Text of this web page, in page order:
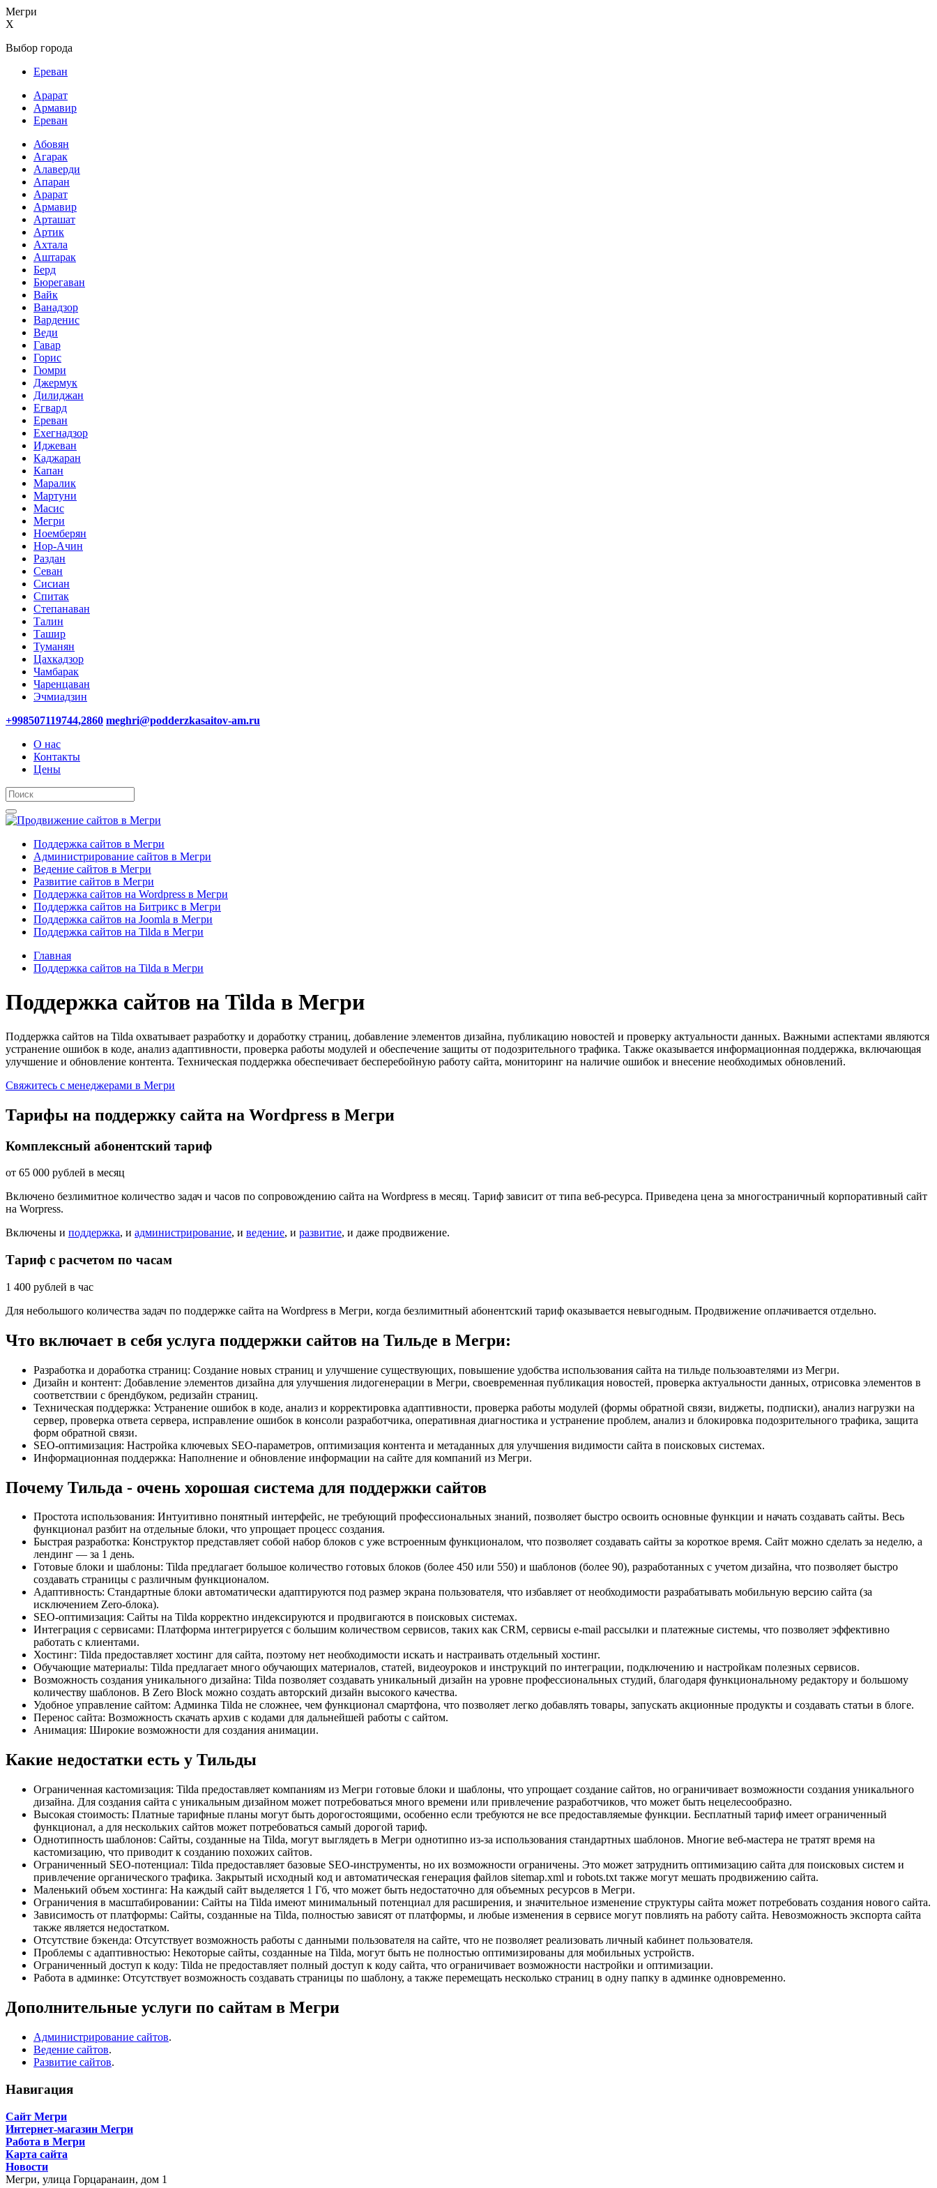
Мегри
X
Выбор города
Ереван
Арарат
Армавир
Ереван
Абовян
Агарак
Алаверди
Апаран
Арарат
Армавир
Арташат
Артик
Ахтала
Аштарак
Берд
Бюрегаван
Вайк
Ванадзор
Варденис
Веди
Гавар
Горис
Гюмри
Джермук
Дилиджан
Егвард
Ереван
Ехегнадзор
Иджеван
Каджаран
Капан
Маралик
Мартуни
Масис
Мегри
Ноемберян
Нор-Ачин
Раздан
Севан
Сисиан
Спитак
Степанаван
Талин
Ташир
Туманян
Цахкадзор
Чамбарак
Чаренцаван
Эчмиадзин
+998507119744,2860 meghri@podderzkasaitov-am.ru
О нас
Контакты
Цены
Поддержка сайтов в Мегри
Администрирование сайтов в Мегри
Ведение сайтов в Мегри
Развитие сайтов в Мегри
Поддержка сайтов на Wordpress в Мегри
Поддержка сайтов на Битрикс в Мегри
Поддержка сайтов на Joomla в Мегри
Поддержка сайтов на Tilda в Мегри
Главная
Поддержка сайтов на Tilda в Мегри
Поддержка сайтов на Tilda в Мегри
Поддержка сайтов на Tilda охватывает разработку и доработку страниц, добавление элементов дизайна, публикацию новостей и проверку актуальности данных. Важными аспектами являются
устранение ошибок в коде, анализ адаптивности, проверка работы модулей и обеспечение защиты от подозрительного трафика. Также оказывается информационная поддержка, включающая
улучшение и обновление контента. Техническая поддержка обеспечивает бесперебойную работу сайта, мониторинг на наличие ошибок и внесение необходимых обновлений.
Свяжитесь с менеджерами в Мегри
Тарифы на поддержку сайта на Wordpress в Мегри
Комплексный абонентский тариф
от 65 000 рублей в месяц
Включено безлимитное количество задач и часов по сопровождению сайта на Wordpress в месяц. Тариф зависит от типа веб-ресурса. Приведена цена за многостраничный корпоративный сайт
на Worpress.
Включены и поддержка, и администрирование, и ведение, и развитие, и даже продвижение.
Тариф с расчетом по часам
1 400 рублей в час
Для небольшого количества задач по поддержке сайта на Wordpress в Мегри, когда безлимитный абонентский тариф оказывается невыгодным. Продвижение оплачивается отдельно.
Что включает в себя услуга поддержки сайтов на Тильде в Мегри:
Разработка и доработка страниц: Создание новых страниц и улучшение существующих, повышение удобства использования сайта на тильде пользоавтелями из Мегри.
Дизайн и контент: Добавление элементов дизайна для улучшения лидогенерации в Мегри, своевременная публикация новостей, проверка актуальности данных, отрисовка элементов в
соответствии с брендбуком, редизайн страниц.
Техническая поддержка: Устранение ошибок в коде, анализ и корректировка адаптивности, проверка работы модулей (формы обратной связи, виджеты, подписки), анализ нагрузки на
сервер, проверка ответа сервера, исправление ошибок в консоли разработчика, оперативная диагностика и устранение проблем, анализ и блокировка подозрительного трафика, защита
форм обратной связи.
SEO-оптимизация: Настройка ключевых SEO-параметров, оптимизация контента и метаданных для улучшения видимости сайта в поисковых системах.
Информационная поддержка: Наполнение и обновление информации на сайте для компаний из Мегри.
Почему Тильда - очень хорошая система для поддержки сайтов
Простота использования: Интуитивно понятный интерфейс, не требующий профессиональных знаний, позволяет быстро освоить основные функции и начать создавать сайты. Весь
функционал разбит на отдельные блоки, что упрощает процесс создания.
Быстрая разработка: Конструктор представляет собой набор блоков с уже встроенным функционалом, что позволяет создавать сайты за короткое время. Сайт можно сделать за неделю, а
лендинг — за 1 день.
Готовые блоки и шаблоны: Tilda предлагает большое количество готовых блоков (более 450 или 550) и шаблонов (более 90), разработанных с учетом дизайна, что позволяет быстро
создавать страницы с различным функционалом.
Адаптивность: Стандартные блоки автоматически адаптируются под размер экрана пользователя, что избавляет от необходимости разрабатывать мобильную версию сайта (за
исключением Zero-блока).
SEO-оптимизация: Сайты на Tilda корректно индексируются и продвигаются в поисковых системах.
Интеграция с сервисами: Платформа интегрируется с большим количеством сервисов, таких как CRM, сервисы e-mail рассылки и платежные системы, что позволяет эффективно
работать с клиентами.
Хостинг: Tilda предоставляет хостинг для сайта, поэтому нет необходимости искать и настраивать отдельный хостинг.
Обучающие материалы: Tilda предлагает много обучающих материалов, статей, видеоуроков и инструкций по интеграции, подключению и настройкам полезных сервисов.
Возможность создания уникального дизайна: Tilda позволяет создавать уникальный дизайн на уровне профессиональных студий, благодаря функциональному редактору и большому
количеству шаблонов. В Zero Block можно создать авторский дизайн высокого качества.
Удобное управление сайтом: Админка Tilda не сложнее, чем функционал смартфона, что позволяет легко добавлять товары, запускать акционные продукты и создавать статьи в блоге.
Перенос сайта: Возможность скачать архив с кодами для дальнейшей работы с сайтом.
Анимация: Широкие возможности для создания анимации.
Какие недостатки есть у Тильды
Ограниченная кастомизация: Tilda предоставляет компаниям из Мегри готовые блоки и шаблоны, что упрощает создание сайтов, но ограничивает возможности создания уникального
дизайна. Для создания сайта с уникальным дизайном может потребоваться много времени или привлечение разработчиков, что может быть нецелесообразно.
Высокая стоимость: Платные тарифные планы могут быть дорогостоящими, особенно если требуются не все предоставляемые функции. Бесплатный тариф имеет ограниченный
функционал, а для нескольких сайтов может потребоваться самый дорогой тариф.
Однотипность шаблонов: Сайты, созданные на Tilda, могут выглядеть в Мегри однотипно из-за использования стандартных шаблонов. Многие веб-мастера не тратят время на
кастомизацию, что приводит к созданию похожих сайтов.
Ограниченный SEO-потенциал: Tilda предоставляет базовые SEO-инструменты, но их возможности ограничены. Это может затруднить оптимизацию сайта для поисковых систем и
привлечение органического трафика. Закрытый исходный код и автоматическая генерация файлов sitemap.xml и robots.txt также могут мешать продвижению сайта.
Маленький объем хостинга: На каждый сайт выделяется 1 Гб, что может быть недостаточно для объемных ресурсов в Мегри.
Ограничения в масштабировании: Сайты на Tilda имеют минимальный потенциал для расширения, и значительное изменение структуры сайта может потребовать создания нового сайта.
Зависимость от платформы: Сайты, созданные на Tilda, полностью зависят от платформы, и любые изменения в сервисе могут повлиять на работу сайта. Невозможность экспорта сайта
также является недостатком.
Отсутствие бэкенда: Отсутствует возможность работы с данными пользователя на сайте, что не позволяет реализовать личный кабинет пользователя.
Проблемы с адаптивностью: Некоторые сайты, созданные на Tilda, могут быть не полностью оптимизированы для мобильных устройств.
Ограниченный доступ к коду: Tilda не предоставляет полный доступ к коду сайта, что ограничивает возможности настройки и оптимизации.
Работа в админке: Отсутствует возможность создавать страницы по шаблону, а также перемещать несколько страниц в одну папку в админке одновременно.
Дополнительные услуги по сайтам в Мегри
Администрирование сайтов.
Ведение сайтов.
Развитие сайтов.
Навигация
Сайт Мегри
Интернет-магазин Мегри
Работа в Мегри
Карта сайта
Новости
Мегри, улица Горцаранаин, дом 1